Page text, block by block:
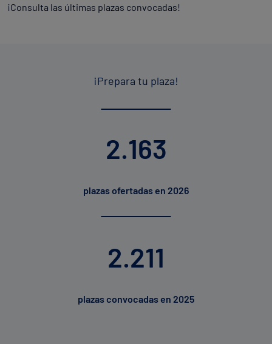
¡Consulta las últimas plazas convocadas!
¡Prepara tu plaza!
2.163
plazas ofertadas en 2026
2.211
plazas convocadas en 2025